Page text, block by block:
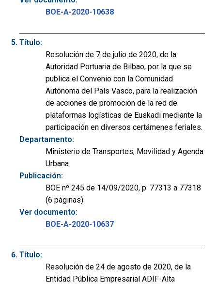
BOE-A-2020-10638
Título:
Resolución de 7 de julio de 2020, de la
Autoridad Portuaria de Bilbao, por la que se
publica el Convenio con la Comunidad
Autónoma del País Vasco, para la realización
de acciones de promoción de la red de
plataformas logísticas de Euskadi mediante la
participación en diversos certámenes feriales.
Departamento:
Ministerio de Transportes, Movilidad y Agenda
Urbana
Publicación:
BOE nº 245 de 14/09/2020, p. 77313 a 77318
(6 páginas)
Ver documento:
BOE-A-2020-10637
Título:
Resolución de 24 de agosto de 2020, de la
Entidad Pública Empresarial ADIF-Alta